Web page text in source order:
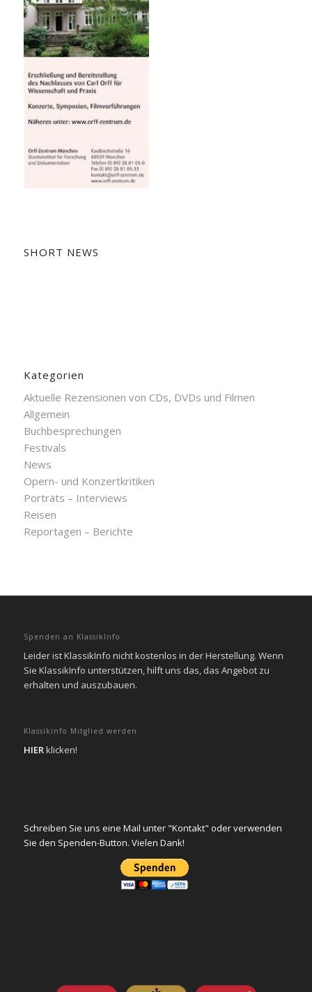
SHORT NEWS
Kategorien
Aktuelle Rezensionen von CDs, DVDs und Filmen
Allgemein
Buchbesprechungen
Festivals
News
Opern- und Konzertkritiken
Porträts – Interviews
Reisen
Reportagen – Berichte
Spenden an KlassikInfo
Leider ist KlassikInfo nicht kostenlos in der Herstellung. Wenn
Sie KlassikInfo unterstützen, hilft uns das, das Angebot zu
erhalten und auszubauen.
Klassikinfo Mitglied werden
HIERklicken!
Schreiben Sie uns eine Mail unter "Kontakt" oder verwenden
Sie den Spenden-Button. Vielen Dank!